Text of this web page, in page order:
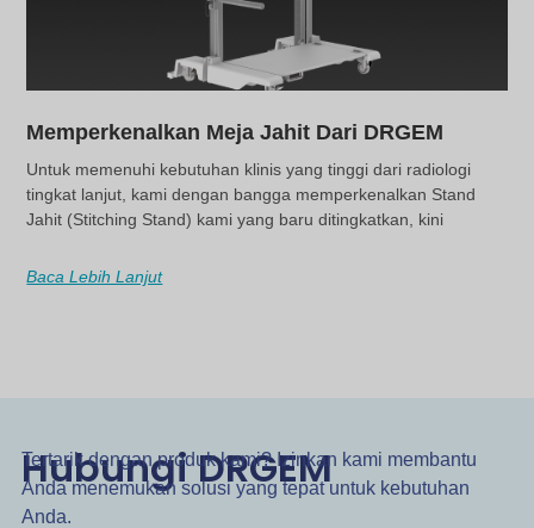
Memperkenalkan Meja Jahit Dari DRGEM
Untuk memenuhi kebutuhan klinis yang tinggi dari radiologi
tingkat lanjut, kami dengan bangga memperkenalkan Stand
Jahit (Stitching Stand) kami yang baru ditingkatkan, kini
Baca Lebih Lanjut
Hubungi DRGEM
Tertarik dengan produk kami? Izinkan kami membantu
Anda menemukan solusi yang tepat untuk kebutuhan
Anda.